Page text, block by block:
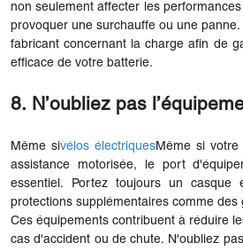
non seulement affecter les
provoquer une surchauffe ou une
fabricant concernant la charge afin de
efficace de votre batterie.
8. N’oubliez pas
Même sivélos électriquesMême si
assistance motorisée, le port
essentiel. Portez toujours un
protections supplémentaires comme des
Ces équipements contribuent à réduire
cas d'accident ou de chute. N'oubliez